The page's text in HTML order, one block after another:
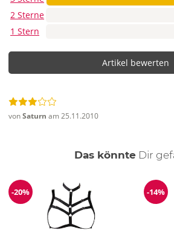
2 Sterne
1 Stern
Artikel bewerten
vonSaturn am 25.11.2010
Das könnte Dir
Reduzierung
-20% -14%